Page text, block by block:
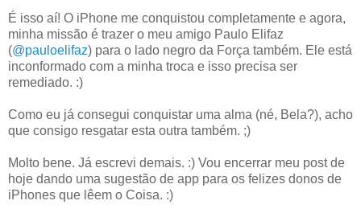
É isso aí! O iPhone me conquistou completamente e agora,
minha missão é trazer o meu amigo Paulo Elifaz
(@pauloelifaz) para o lado negro da Força também. Ele está
inconformado com a minha troca e isso precisa ser
remediado. :)
Como eu já consegui conquistar uma alma (né, Bela?), acho
que consigo resgatar esta outra também. ;)
Molto bene. Já escrevi demais. :) Vou encerrar meu post de
hoje dando uma sugestão de app para os felizes donos de
iPhones que lêem o Coisa. :)